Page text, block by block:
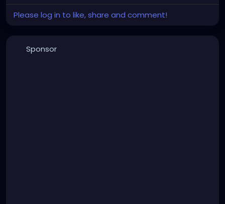
Please log in to like, share and comment!
Sponsor